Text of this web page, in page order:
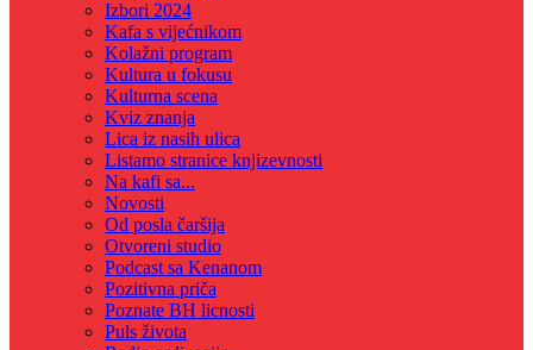
Izbori 2024
Kafa s vijećnikom
Kolažni program
Kultura u fokusu
Kulturna scena
Kviz znanja
Lica iz nasih ulica
Listamo stranice knjizevnosti
Na kafi sa...
Novosti
Od posla čaršija
Otvoreni studio
Podcast sa Kenanom
Pozitivna priča
Poznate BH licnosti
Puls života